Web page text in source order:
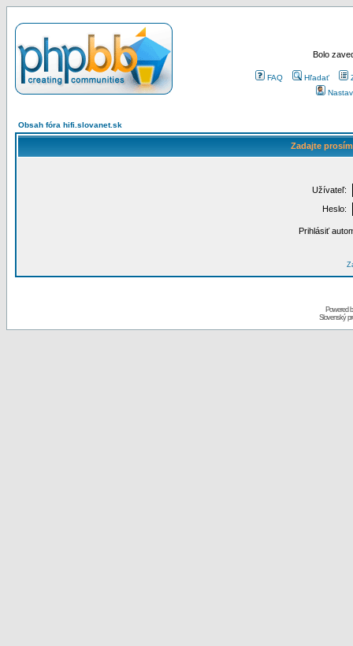
Bolo
FAQ Hľadať
Obsah fóra hifi.slovanet.sk
Zadajte
Užívateľ:
Heslo:
Prihlásiť
Powered
Slovenský